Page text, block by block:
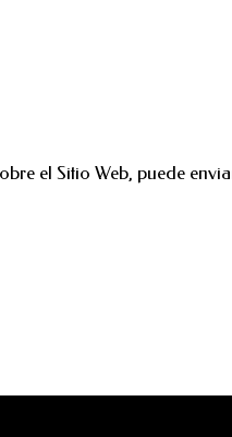
el Sitio Web, puede